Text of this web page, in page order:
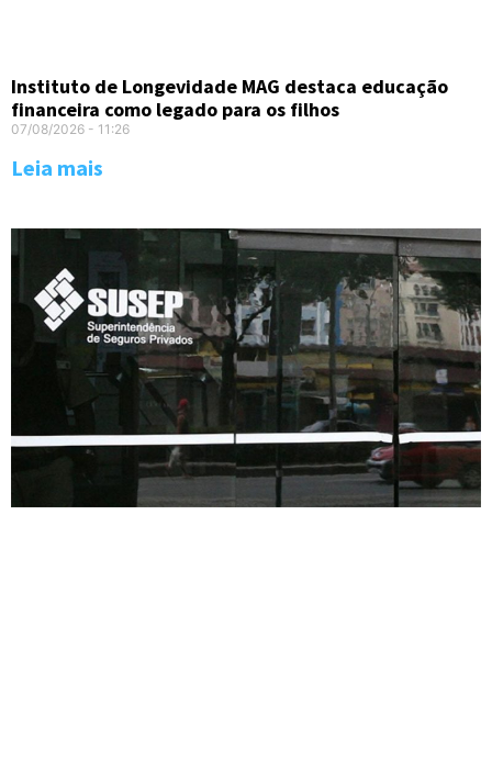
Instituto de Longevidade MAG destaca educação
financeira como legado para os filhos
07/08/2026 11:26
Leia mais